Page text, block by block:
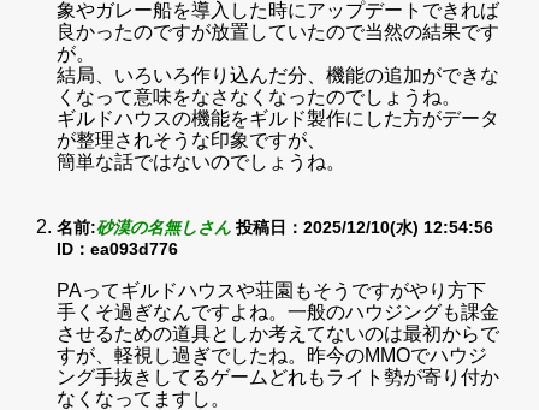
象やガレー船を導入した時にアップデートできれば
良かったのですが放置していたので当然の結果です
が。
結局、いろいろ作り込んだ分、機能の追加ができな
くなって意味をなさなくなったのでしょうね。
ギルドハウスの機能をギルド製作にした方がデータ
が整理されそうな印象ですが、
簡単な話ではないのでしょうね。
名前:砂漠の名無しさん 投稿日：2025/12/10(水) 12:54:56
ID：ea093d776
PAってギルドハウスや荘園もそうですがやり方下
手くそ過ぎなんですよね。一般のハウジングも課金
させるための道具としか考えてないのは最初からで
すが、軽視し過ぎでしたね。昨今のMMOでハウジ
ング手抜きしてるゲームどれもライト勢が寄り付か
なくなってますし。